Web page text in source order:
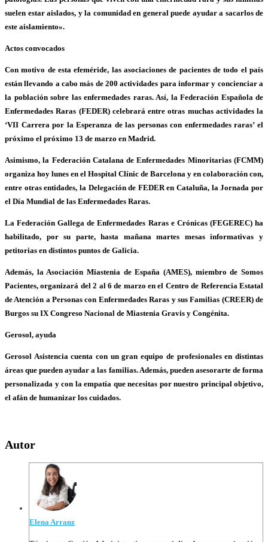
suelen estar aislados, y la comunidad en general puede ayudar a sacarlos de
este aislamiento».
Actos convocados
Con motivo de esta efeméride, las asociaciones de pacientes de todo el país
están llevando a cabo más de 200 actividades para informar y concienciar a
la población sobre las enfermedades raras. Así, la Federación Española de
Enfermedades Raras (FEDER) celebrará entre otras muchas actividades la
‘VII Carrera por la Esperanza de las personas con enfermedades raras’ el
próximo el próximo 13 de marzo en Madrid.
Asimismo, la Federación Catalana de Enfermedades Minoritarias (FCMM)
organiza hoy lunes en el Hospital Clínic de Barcelona y en colaboración con,
entre otras entidades, la Delegación de FEDER en Cataluña, la Jornada por
el Día Mundial de las Enfermedades Raras.
La Federación Gallega de Enfermedades Raras e Crónicas (FEGEREC) ha
habilitado, por su parte, hasta mañana martes mesas informativas y
petitorias en distintos puntos de Galicia.
Además, la Asociación Miastenia de España (AMES), miembro de Somos
Pacientes, organizará del 2 al 6 de marzo en el Centro de Referencia Estatal
de Atención a Personas con Enfermedades Raras y sus Familias (CREER) de
Burgos su IX Congreso Nacional de Miastenia Gravis y Congénita.
Gerosol, ayuda
Gerosol Asistencia cuenta con un gran equipo de profesionales en distintas
áreas que pueden ayudar a las familias. Además, pueden asesorarte de forma
personalizada y con la empatía que necesitas por nuestro principal objetivo,
el afán de humanizar los cuidados.
Autor
Elena Arranz